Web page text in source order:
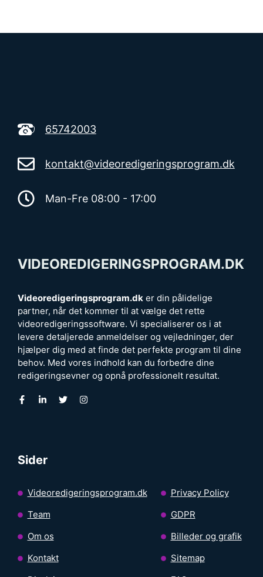
65742003
kontakt@videoredigeringsprogram.dk
Man-Fre 08:00 - 17:00
VIDEOREDIGERINGSPROGRAM.DK
Videoredigeringsprogram.dk er din pålidelige
partner, når det kommer til at vælge det rette
videoredigeringssoftware. Vi specialiserer os i at
levere detaljerede anmeldelser og vejledninger, der
hjælper dig med at finde det perfekte program til dine
behov. Med vores indhold kan du forbedre dine
redigeringsevner og opnå professionelt resultat.
Sider
Videoredigeringsprogram.dk
Team
Om os
Kontakt
Privacy Policy
GDPR
Billeder og grafik
Sitemap